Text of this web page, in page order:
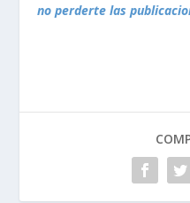
no perderte las